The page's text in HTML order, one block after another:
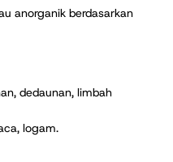
anorganik berdasarkan
dedaunan, limbah
logam.